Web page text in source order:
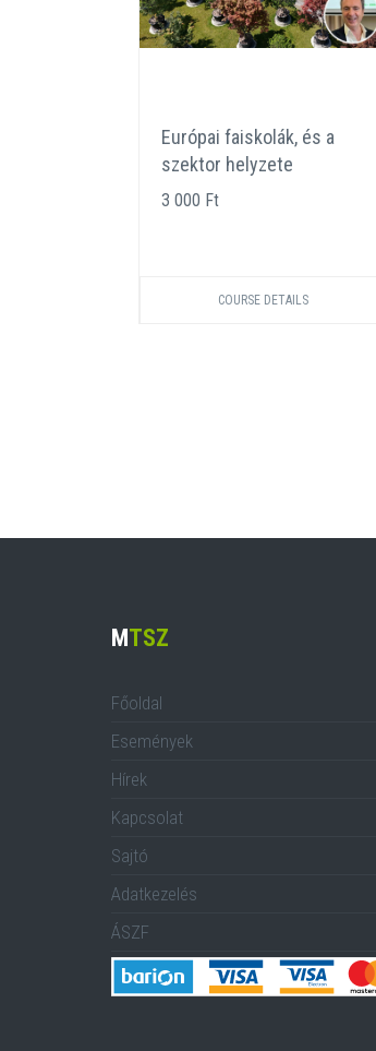
Európai faiskolák, és a
szektor helyzete
3 000 Ft
COURSE DETAILS
M TSZ
Főoldal
Események
Hírek
Kapcsolat
Sajtó
Adatkezelés
ÁSZF